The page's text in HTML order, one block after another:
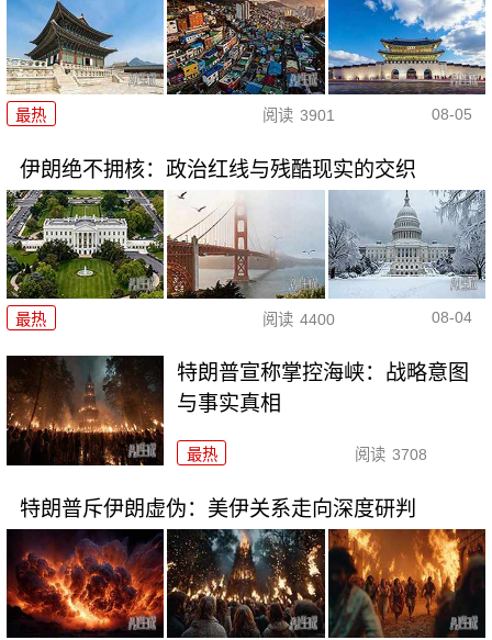
最热 阅读 3901 08-05
伊朗绝不拥核：政治红线与残酷现实的交织
最热 阅读 4400 08-04
特朗普宣称掌控海峡：战略意图
与事实真相
最热 阅读 3708
特朗普斥伊朗虚伪：美伊关系走向深度研判